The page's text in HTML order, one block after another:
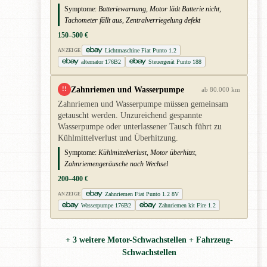
Symptome: Batteriewarnung, Motor lädt Batterie nicht,
Tachometer fällt aus, Zentralverriegelung defekt
150–500 €
ANZEIGE
Lichtmaschine Fiat Punto 1.2
alternator 176B2
Steuergerät Punto 188
!! Zahnriemen und Wasserpumpe ab 80.000 km
Zahnriemen und Wasserpumpe müssen gemeinsam
getauscht werden. Unzureichend gespannte
Wasserpumpe oder unterlassener Tausch führt zu
Kühlmittelverlust und Überhitzung.
Symptome: Kühlmittelverlust, Motor überhitzt,
Zahnriemengeräusche nach Wechsel
200–400 €
ANZEIGE
Zahnriemen Fiat Punto 1.2 8V
Wasserpumpe 176B2
Zahnriemen kit Fire 1.2
+ 3 weitere Motor-Schwachstellen + Fahrzeug-
Schwachstellen